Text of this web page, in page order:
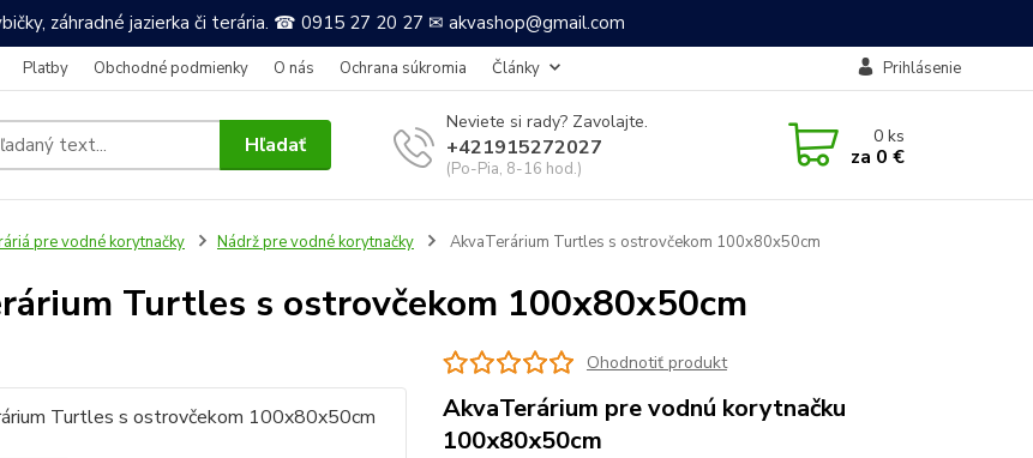
záhradné jazierka či terária. ☎ 0915 27 20 27 ✉ akvashop@gmail.com
Platby Obchodné podmienky O nás Ochrana súkromia Články Prihlásenie
Hľadať
Neviete si rady? Zavolajte.
+421915272027
(Po-Pia, 8-16 hod.)
0ks
za 0 €
pre vodné korytnačky Nádrž pre vodné korytnačky AkvaTerárium Turtles s ostrovčekom 100x80x50cm
Turtles s ostrovčekom 100x80x50cm
Ohodnotiť produkt
AkvaTerárium pre vodnú korytnačku
100x80x50cm